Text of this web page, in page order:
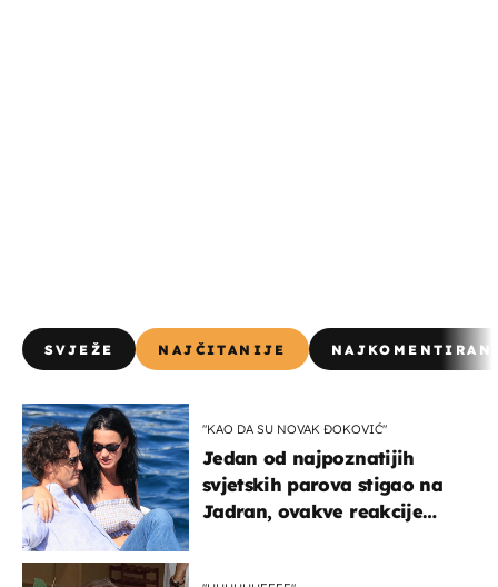
SVJEŽE NAJČITANIJE
"KAO DA SU NOVAK ĐOKOVIĆ"
Jedan od najpoznatijih
svjetskih parova stigao na
Jadran, ovakve reakcije